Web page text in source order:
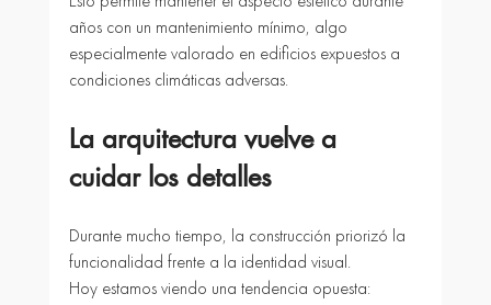
años con un mantenimiento mínimo, algo
especialmente valorado en edificios expuestos a
condiciones climáticas adversas.
La arquitectura vuelve a
cuidar los detalles
Durante mucho tiempo, la construcción priorizó la
funcionalidad frente a la identidad visual.
Hoy estamos viendo una tendencia opuesta: